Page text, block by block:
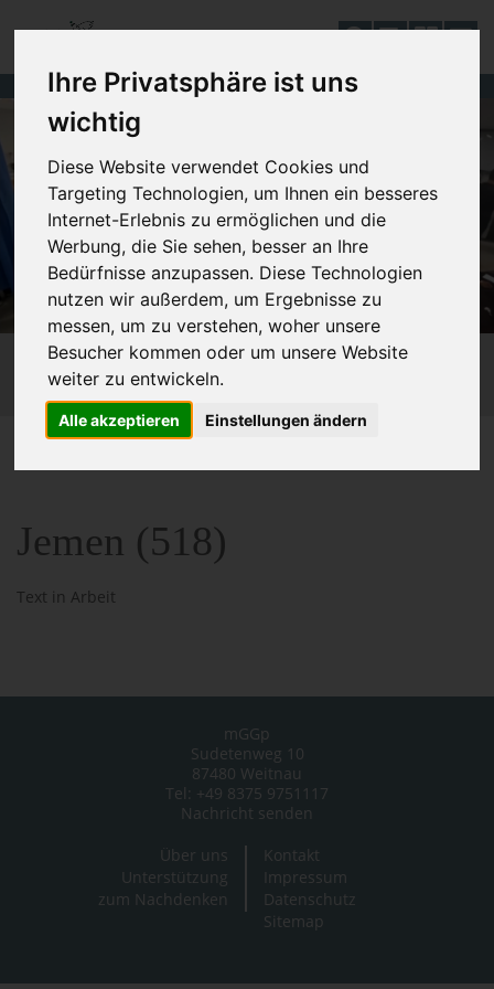
Ihre Privatsphäre ist uns
wichtig
Diese Website verwendet Cookies und
Targeting Technologien, um Ihnen ein besseres
Internet-Erlebnis zu ermöglichen und die
Werbung, die Sie sehen, besser an Ihre
Bedürfnisse anzupassen. Diese Technologien
nutzen wir außerdem, um Ergebnisse zu
messen, um zu verstehen, woher unsere
Besucher kommen oder um unsere Website
weiter zu entwickeln.
Alle akzeptieren Einstellungen ändern
Jemen (518)
Text in Arbeit
mGGp
Sudetenweg 10
87480 Weitnau
Tel: +49 8375 9751117
Nachricht senden
Über uns
Unterstützung
zum Nachdenken
Kontakt
Impressum
Datenschutz
Sitemap